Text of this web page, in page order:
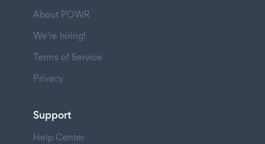
About POWR
We're hiring!
Terms of Service
Privacy
Support
Help Center